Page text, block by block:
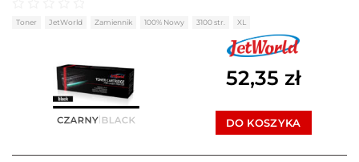
Oceniono na 5
Toner JetWorld Zamiennik 100% Nowy 3100 str. XL
52,35 zł
DO KOSZYKA